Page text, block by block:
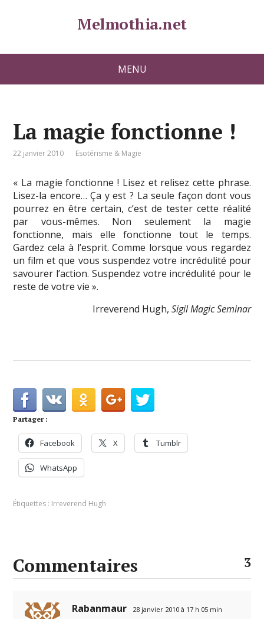
Melmothia.net
MENU
La magie fonctionne !
22 janvier 2010 Esotérisme & Magie
« La magie fonctionne ! Lisez et relisez cette phrase.
Lisez-la encore… Ça y est ? La seule façon dont vous
pourrez en être certain, c’est de tester cette réalité
par vous-mêmes. Non seulement la magie
fonctionne, mais elle fonctionne tout le temps.
Gardez cela à l’esprit. Comme lorsque vous regardez
un film et que vous suspendez votre incrédulité pour
savourer l’action. Suspendez votre incrédulité pour le
reste de votre vie ».
Irreverend Hugh, Sigil Magic Seminar
Partager :
Facebook X Tumblr
WhatsApp
Étiquettes : Irreverend Hugh
Commentaires 3
Rabanmaur 28 janvier 2010 à 17 h 05 min